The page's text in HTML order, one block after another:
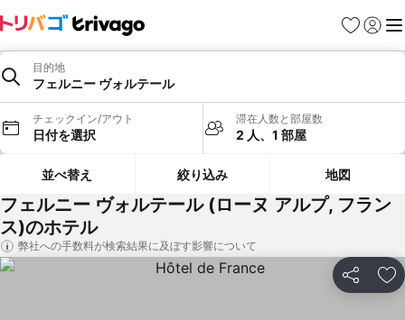
お気に入り
ログイ
メ
目的地
フェルニー ヴォルテール
チェックイン/アウト
日付を選択
滞在人数と部屋数
2 人、1 部屋
並べ替え 絞り込み 地図
フェルニー ヴォルテール (ローヌ アルプ, フラン
ス)のホテル
弊社への手数料が検索結果に及ぼす影響について
シェア お